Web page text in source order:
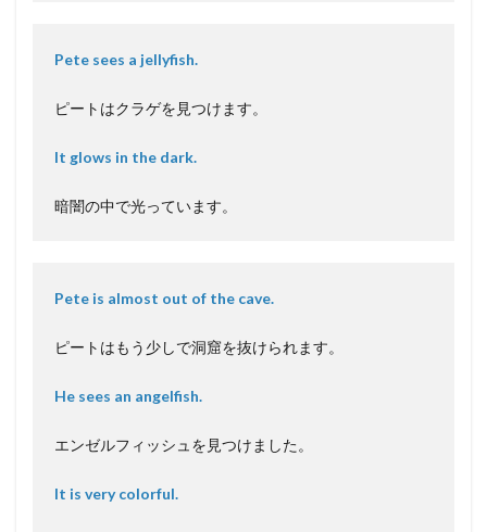
Pete sees a jellyfish.
ピートはクラゲを見つけます。
It glows in the dark.
暗闇の中で光っています。
Pete is almost out of the cave.
ピートはもう少しで洞窟を抜けられます。
He sees an angelfish.
エンゼルフィッシュを見つけました。
It is very colorful.